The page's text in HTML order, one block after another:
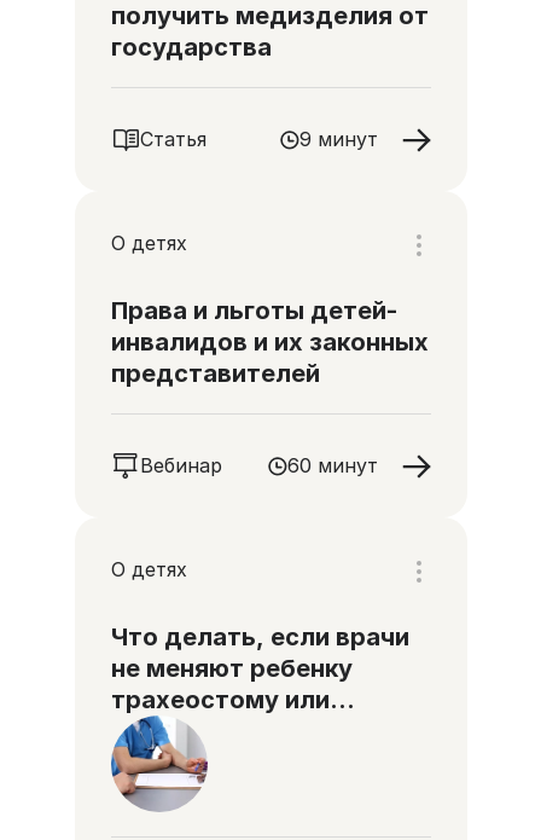
получить медизделия от
государства
Статья 9 минут
О детях
Права и льготы детей-
инвалидов и их законных
представителей
Вебинар 60 минут
О детях
Что делать, если врачи
не меняют ребенку
трахеостому или
гастростому